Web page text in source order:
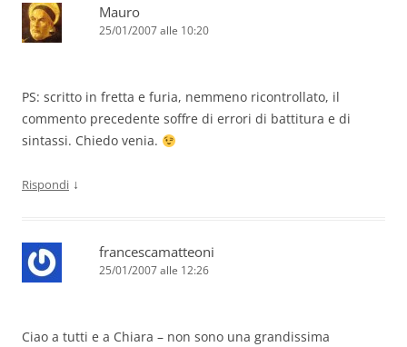
Mauro
25/01/2007 alle 10:20
PS: scritto in fretta e furia, nemmeno ricontrollato, il
commento precedente soffre di errori di battitura e di
sintassi. Chiedo venia.
Rispondi ↓
francescamatteoni
25/01/2007 alle 12:26
Ciao a tutti e a Chiara – non sono una grandissima